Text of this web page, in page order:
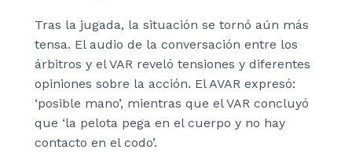
Tras la jugada, la situación se tornó aún más
tensa. El audio de la conversación entre los
árbitros y el VAR reveló tensiones y diferentes
opiniones sobre la acción. El AVAR expresó:
‘posible mano’, mientras que el VAR concluyó
que ‘la pelota pega en el cuerpo y no hay
contacto en el codo’.